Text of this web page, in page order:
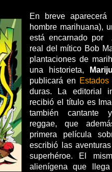
En breve aparecerá
hombre marihuana),
está encarnado por
real del mítico Bob
plantaciones de
una historieta,
publicará en
duras. La editorial
recibió el título es
también cantante
reggae, que
primera película
escribió las
superhéroe. El
alienígena que